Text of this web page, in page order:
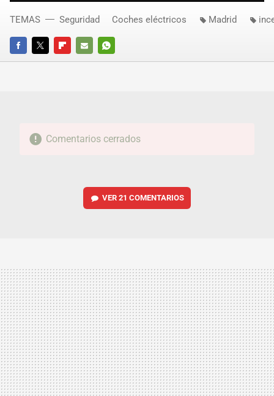
FACEBOOKTWITTERFLIPBOARD
E-
WHATSAPP
TEMAS Seguridad Coches eléctricos Madrid
Comentarios cerrados
VER 21 COMENTARIOS